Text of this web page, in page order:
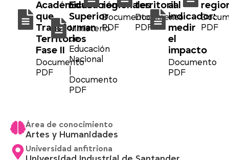
Académicas
que
Transforman
Territorios
Fase II
Documento
PDF
Educación
Superior
Ministerio
de
Educación
Nacional
Documento
PDF
regionales
Documento
PDF
territorial
Documento
PDF
al
indicador:
medir
el
impacto
Documento
PDF
PDF
Área de conocimiento
Artes y Humanidades
Universidad anfitriona